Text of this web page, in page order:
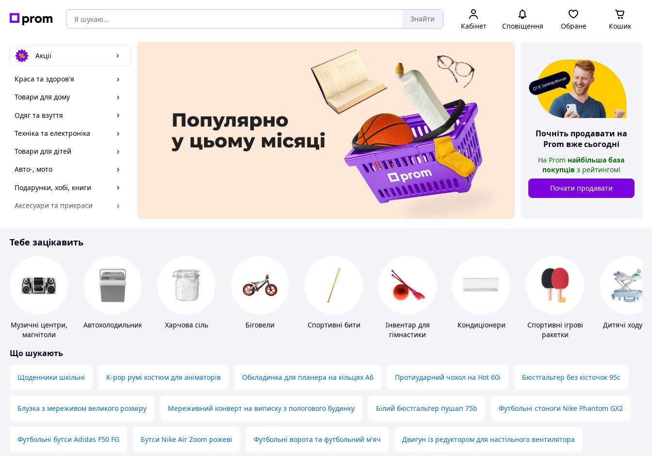
Знайти
Кабінет Сповіщення Обране Кошик
Акції
Краса та здоров'я
Товари для дому
Одяг та взуття
Техніка та електроніка
Товари для дітей
Авто-, мото
Подарунки, хобі, книги
Аксесуари та прикраси
Спорт і відпочинок
О! Є замовлення
Почніть продавати на
Prom вже сьогодні
На Prom найбільша база
покупців з рейтингом!
Почати продавати
Тебе зацікавить
Музичні центри,
магнітоли
Автохолодильники Харчова сіль Біговели Спортивні бити
Інвентар для
гімнастики
Кондиціонери
Спортивні ігрові
ракетки
Дитячі
Що шукають
Щоденники шкільні K-pop румі костюм для аніматорів Обкладинка для планера на кільцях А6 Протиударний чохол на Hot 60i Бюстгальтер без кісточок 95с
Блузка з мереживом великого розміру Мереживний конверт на виписку з пологового будинку Білий бюстгальтер пушап 75b Футбольні стоноги Nike Phantom GX2
Футбольні бутси Adidas F50 FG Бутси Nike Air Zoom рожеві Футбольні ворота та футбольний м'яч Двигун із редуктором для настільного вентилятора